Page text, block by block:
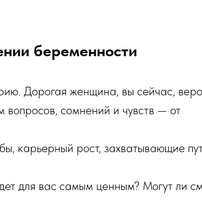
беременности
Дорогая женщина, вы сейчас,
сомнений и чувств — от
карьерный рост, захватывающие
для вас самым ценным? Могут ли